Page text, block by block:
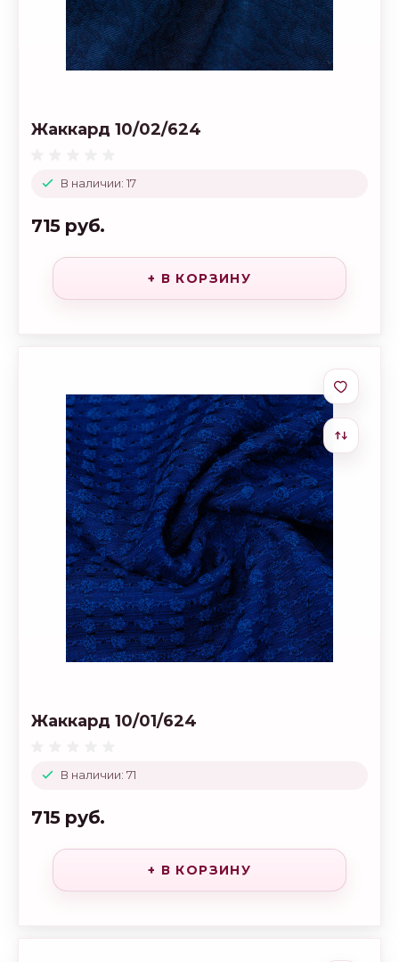
В наличии: 17
Жаккард 10/02/624
715 руб.
+ В КОРЗИНУ
В наличии: 71
Жаккард 10/01/624
715 руб.
+ В КОРЗИНУ